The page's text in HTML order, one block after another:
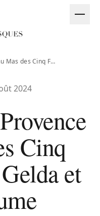
Mariage en Provence au Mas des Cinq Fontaines : Gelda et Guillaume
2024
Cinq
et